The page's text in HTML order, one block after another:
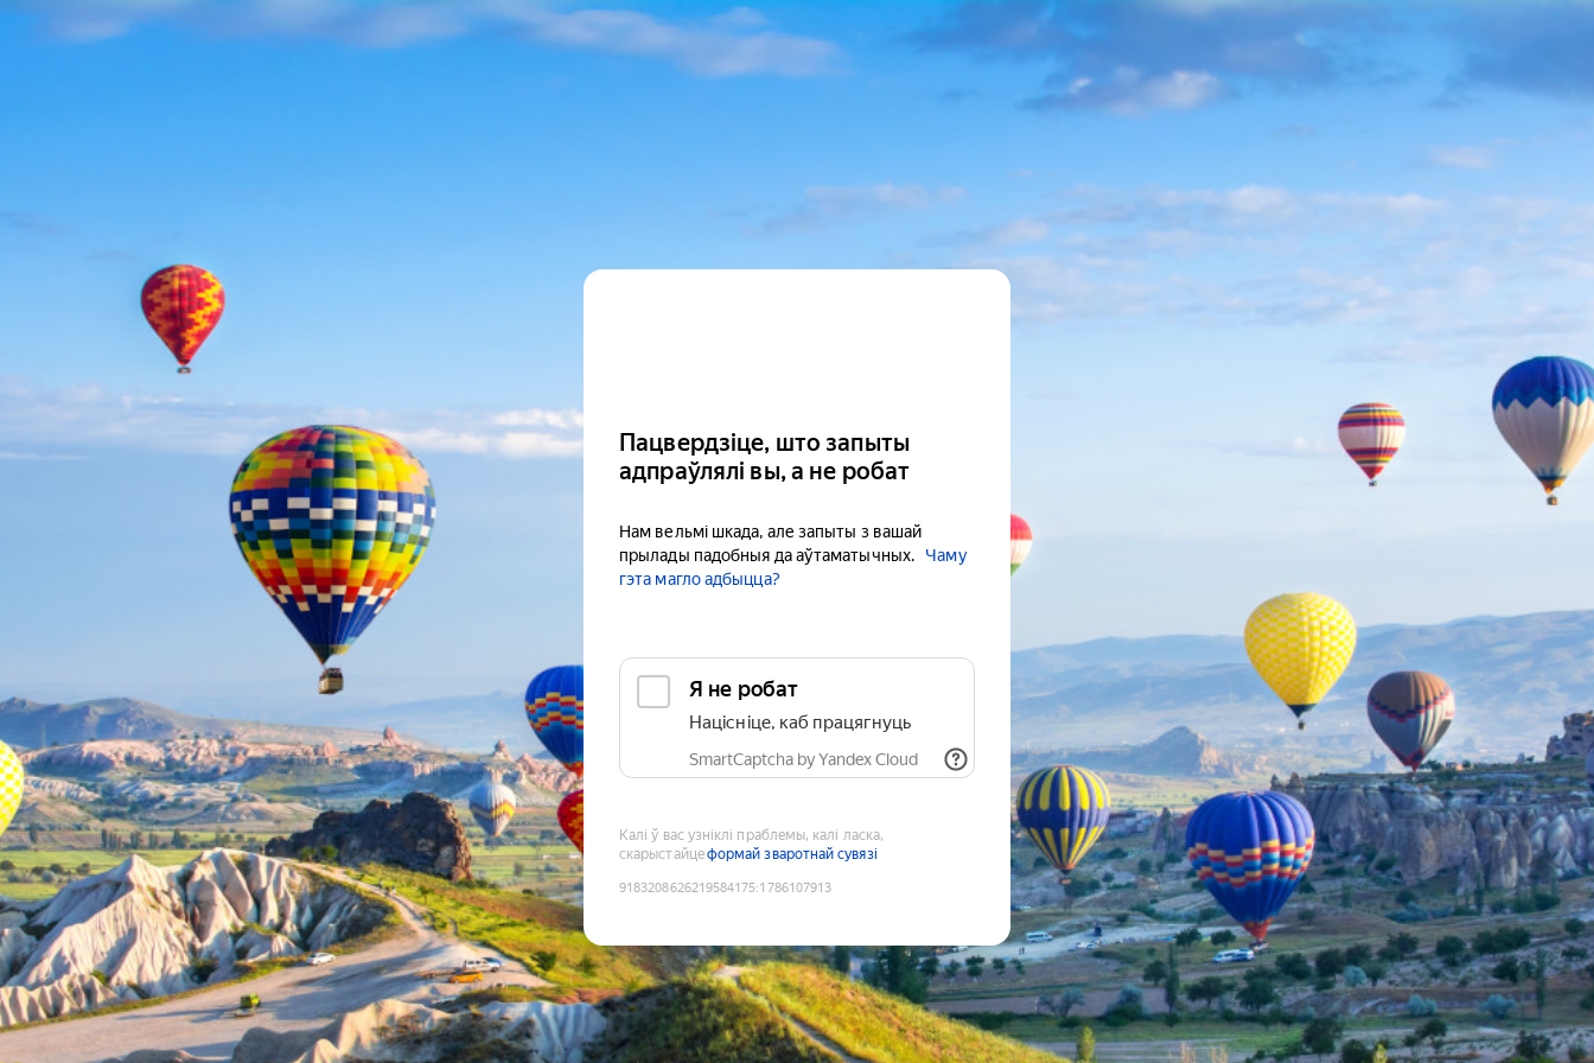
Пацвердзіце, што запыты
адпраўлялі вы, а не робат
Нам вельмі шкада, але запыты з вашай
прылады падобныя да аўтаматычных.
Чаму
гэта магло адбыцца?
Я не робат
Націсніце, каб працягнуць
SmartCaptcha by Yandex Cloud
Калі ў вас узніклі праблемы, калі ласка,
скарыстайцеформай зваротнай сувязі
9183208626219584175:1786107913